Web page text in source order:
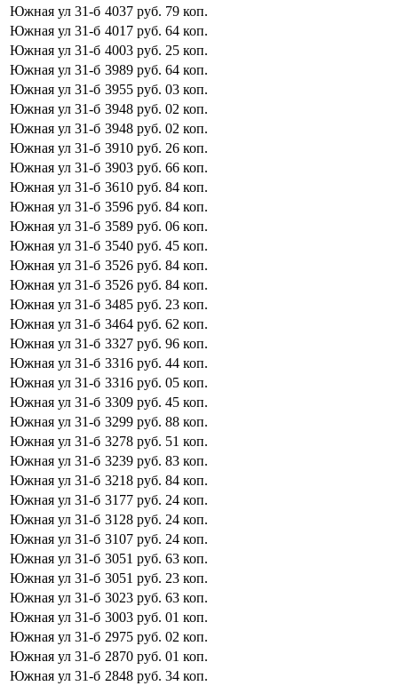
Южная ул 31-б 4037 руб. 79 коп.
Южная ул 31-б 4017 руб. 64 коп.
Южная ул 31-б 4003 руб. 25 коп.
Южная ул 31-б 3989 руб. 64 коп.
Южная ул 31-б 3955 руб. 03 коп.
Южная ул 31-б 3948 руб. 02 коп.
Южная ул 31-б 3948 руб. 02 коп.
Южная ул 31-б 3910 руб. 26 коп.
Южная ул 31-б 3903 руб. 66 коп.
Южная ул 31-б 3610 руб. 84 коп.
Южная ул 31-б 3596 руб. 84 коп.
Южная ул 31-б 3589 руб. 06 коп.
Южная ул 31-б 3540 руб. 45 коп.
Южная ул 31-б 3526 руб. 84 коп.
Южная ул 31-б 3526 руб. 84 коп.
Южная ул 31-б 3485 руб. 23 коп.
Южная ул 31-б 3464 руб. 62 коп.
Южная ул 31-б 3327 руб. 96 коп.
Южная ул 31-б 3316 руб. 44 коп.
Южная ул 31-б 3316 руб. 05 коп.
Южная ул 31-б 3309 руб. 45 коп.
Южная ул 31-б 3299 руб. 88 коп.
Южная ул 31-б 3278 руб. 51 коп.
Южная ул 31-б 3239 руб. 83 коп.
Южная ул 31-б 3218 руб. 84 коп.
Южная ул 31-б 3177 руб. 24 коп.
Южная ул 31-б 3128 руб. 24 коп.
Южная ул 31-б 3107 руб. 24 коп.
Южная ул 31-б 3051 руб. 63 коп.
Южная ул 31-б 3051 руб. 23 коп.
Южная ул 31-б 3023 руб. 63 коп.
Южная ул 31-б 3003 руб. 01 коп.
Южная ул 31-б 2975 руб. 02 коп.
Южная ул 31-б 2870 руб. 01 коп.
Южная ул 31-б 2848 руб. 34 коп.